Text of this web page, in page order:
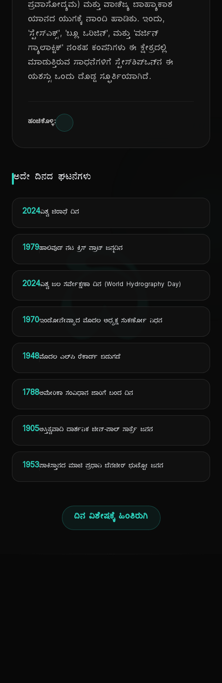
ದಿ
ಪ್ರವಾಸೋದ್ಯಮ) ಮತ್ತು ವಾಣಿಜ್ಯ ಬಾಹ್ಯಾಕಾಶ
ಯಾನದ ಯುಗಕ್ಕೆ ನಾಂದಿ ಹಾಡಿತು. ಇಂದು,
'ಸ್ಪೇಸ್‌ಎಕ್ಸ್', 'ಬ್ಲೂ ಒರಿಜಿನ್', ಮತ್ತು 'ವರ್ಜಿನ್
ಗ್ಯಾಲಾಕ್ಟಿಕ್' ನಂತಹ ಕಂಪನಿಗಳು ಈ ಕ್ಷೇತ್ರದಲ್ಲಿ
ಮಾಡುತ್ತಿರುವ ಸಾಧನೆಗಳಿಗೆ ಸ್ಪೇಸ್‌ಶಿಪ್‌ಒನ್‌ನ ಈ
ಯಶಸ್ಸು ಒಂದು ದೊಡ್ಡ ಸ್ಫೂರ್ತಿಯಾಗಿದೆ.
ಹಂಚಿಕೊಳ್ಳಿ:
ಅದೇ ದಿನದ ಘಟನೆಗಳು
2024ವಿಶ್ವ ಜಿರಾಫೆ ದಿನ
1979ಹಾಲಿವುಡ್ ನಟ ಕ್ರಿಸ್ ಪ್ರಾಟ್ ಜನ್ಮದಿನ
2024ವಿಶ್ವ ಜಲ ಸರ್ವೇಕ್ಷಣಾ ದಿನ (World Hydrography Day)
1970ಇಂಡೋನೇಷ್ಯಾದ ಮೊದಲ ಅಧ್ಯಕ್ಷ ಸುಕರ್ಣೋ ನಿಧನ
1948ಮೊದಲ ಎಲ್‌ಪಿ ರೆಕಾರ್ಡ್ ಬಿಡುಗಡೆ
1788ಅಮೇರಿಕಾ ಸಂವಿಧಾನ ಜಾರಿಗೆ ಬಂದ ದಿನ
1905ಅಸ್ತಿತ್ವವಾದಿ ದಾರ್ಶನಿಕ ಜೀನ್-ಪಾಲ್ ಸಾರ್ತ್ರೆ ಜನನ
1953ಪಾಕಿಸ್ತಾನದ ಮಾಜಿ ಪ್ರಧಾನಿ ಬೆನಜೀರ್ ಭುಟ್ಟೋ ಜನನ
ದಿನ ವಿಶೇಷಕ್ಕೆ ಹಿಂತಿರುಗಿ